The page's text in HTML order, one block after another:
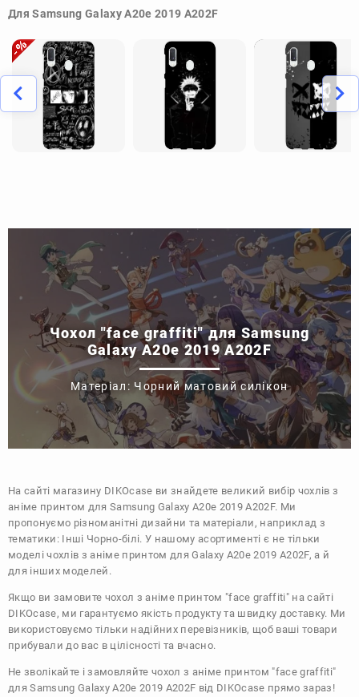
Для Samsung Galaxy A20e 2019 A202F
Чохол "face graffiti" для Samsung
Galaxy A20e 2019 A202F
Матеріал: Чорний матовий силікон
На сайті магазину DIKOcase ви знайдете великий вибір чохлів з
аніме принтом для Samsung Galaxy A20e 2019 A202F. Ми
пропонуємо різноманітні дизайни та матеріали, наприклад з
тематики: Інші Чорно-білі. У нашому асортименті є не тільки
моделі чохлів з аніме принтом для Galaxy A20e 2019 A202F, а й
для інших моделей.
Якщо ви замовите чохол з аніме принтом "face graffiti" на сайті
DIKOcase, ми гарантуємо якість продукту та швидку доставку. Ми
використовуємо тільки надійних перевізників, щоб ваші товари
прибували до вас в цілісності та вчасно.
Не зволікайте і замовляйте чохол з аніме принтом "face graffiti"
для Samsung Galaxy A20e 2019 A202F від DIKOcase прямо зараз!